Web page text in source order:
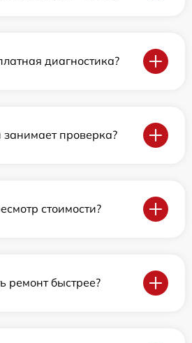
диагностика?
проверка?
стоимости?
ремонт быстрее?